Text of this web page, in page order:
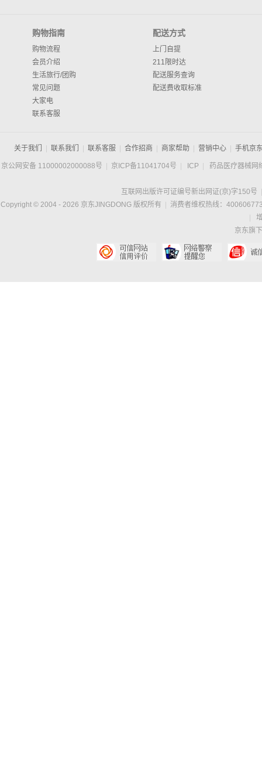
购物指南
购物流程
会员介绍
生活旅行/团购
常见问题
大家电
联系客服
配送方式
上门自提
211限时达
配送服务查询
配送费收取标准
关于我们 联系我们 联系客服 合作招商 商家帮助 营销中心 手机京
京公网安备 11000002000088号 京ICP备11041704号 ICP 药品医疗器械网
互联网出版许可证编号新出网证(京)字150号
Copyright © 2004 - 2026 京东JINGDONG 版权所有
消费者维权热线：
京东旗